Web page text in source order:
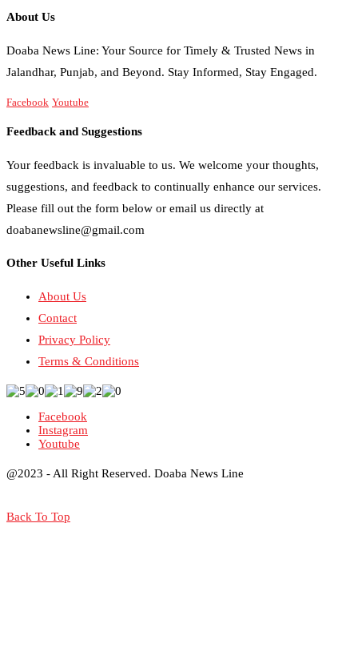
About Us
Doaba News Line: Your Source for Timely & Trusted News in
Jalandhar, Punjab, and Beyond. Stay Informed, Stay Engaged.
Facebook Youtube
Feedback and Suggestions
Your feedback is invaluable to us. We welcome your thoughts,
suggestions, and feedback to continually enhance our services.
Please fill out the form below or email us directly at
doabanewsline@gmail.com
Other Useful Links
About Us
Contact
Privacy Policy
Terms & Conditions
Facebook
Instagram
Youtube
@2023 - All Right Reserved. Doaba News Line
Back To Top